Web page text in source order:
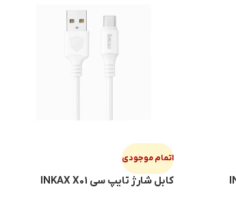
اتمام موجودی
کابل شارژ تایپ سی INKAX X01